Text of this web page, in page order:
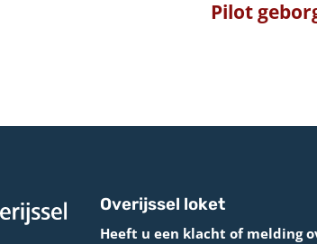
Pilot
Overijssel loket
Heeft u een klacht of melding